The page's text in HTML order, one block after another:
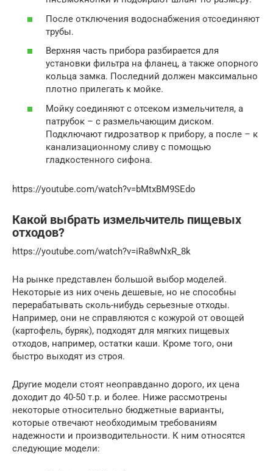
После отключения водоснабжения отсоединяют
трубы.
Верхняя часть прибора разбирается для
установки фильтра на фланец, а также опорного
кольца замка. Последний должен максимально
плотно прилегать к мойке.
Мойку соединяют с отсеком измельчителя, а
патрубок – с размельчающим диском.
Подключают гидрозатвор к прибору, а после – к
канализационному сливу с помощью
гладкостенного сифона.
https://youtube.com/watch?v=bMtxBM9SEdo
Какой выбрать измельчитель пищевых
отходов?
https://youtube.com/watch?v=iRa8wNxR_8k
На рынке представлен большой выбор моделей.
Некоторые из них очень дешевые, но не способны
перерабатывать сколь-нибудь серьезные отходы.
Например, они не справляются с кожурой от овощей
(картофель, буряк), подходят для мягких пищевых
отходов, например, остатки каши. Кроме того, они
быстро выходят из строя.
Другие модели стоят неоправданно дорого, их цена
доходит до 40-50 т.р. и более. Ниже рассмотрены
некоторые относительно бюджетные варианты,
которые отвечают необходимым требованиям
надежности и производительности. К ним относятся
следующие модели: